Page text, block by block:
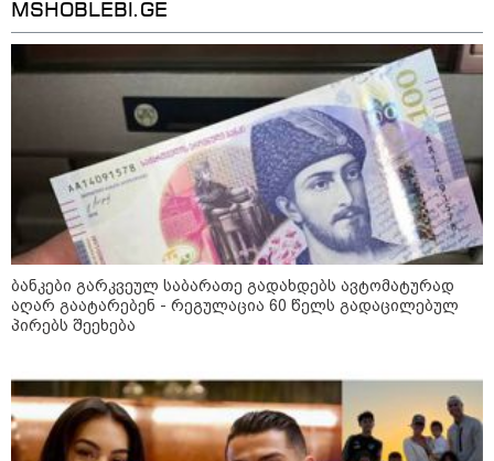
11:17 / 08-08-2026
არშემდგარი ქორწინება 15 წლით უფროს
ქართველთან - ალინა კაბაევას
საიდუმლო ცხოვრება: როგორ
გამოიყურებოდა ის პლასტიკურ
ოპერაციებამდე
14:20 / 08-08-2026
ცხოვრობს ახალგაზრდა ქალი,
რომელიც ქალაქიდან სოფლად
გადავიდა და ფერმერი გახდა
MSHOBLEBI.GE
ბანკები გარკვეულ საბარათე გადახდებს ავტომატურად
აღარ გაატარებენ - რეგულაცია 60 წელს გადაცილებულ
პირებს შეეხება